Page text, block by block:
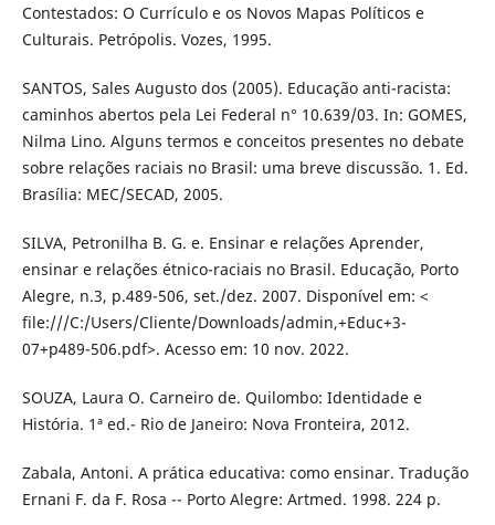
Contestados: O Currículo e os Novos Mapas Políticos e
Culturais. Petrópolis. Vozes, 1995.
SANTOS, Sales Augusto dos (2005). Educação anti-racista:
caminhos abertos pela Lei Federal n° 10.639/03. In: GOMES,
Nilma Lino. Alguns termos e conceitos presentes no debate
sobre relações raciais no Brasil: uma breve discussão. 1. Ed.
Brasília: MEC/SECAD, 2005.
SILVA, Petronilha B. G. e. Ensinar e relações Aprender,
ensinar e relações étnico-raciais no Brasil. Educação, Porto
Alegre, n.3, p.489-506, set./dez. 2007. Disponível em: <
file:///C:/Users/Cliente/Downloads/admin,+Educ+3-
07+p489-506.pdf>. Acesso em: 10 nov. 2022.
SOUZA, Laura O. Carneiro de. Quilombo: Identidade e
História. 1ª ed.- Rio de Janeiro: Nova Fronteira, 2012.
Zabala, Antoni. A prática educativa: como ensinar. Tradução
Ernani F. da F. Rosa -- Porto Alegre: Artmed. 1998. 224 p.